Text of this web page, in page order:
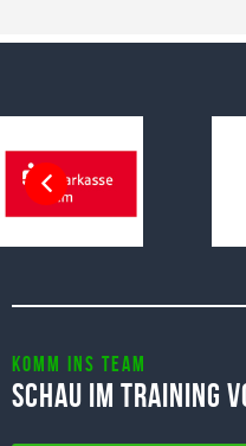
Komm ins Team
Schau im Training